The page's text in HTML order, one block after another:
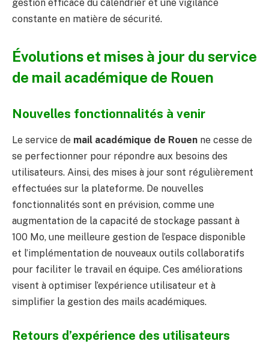
gestion efficace du calendrier et une vigilance
constante en matière de sécurité.
Évolutions et mises à jour du service
de mail académique de Rouen
Nouvelles fonctionnalités à venir
Le service de mail académique de Rouen ne cesse de
se perfectionner pour répondre aux besoins des
utilisateurs. Ainsi, des mises à jour sont régulièrement
effectuées sur la plateforme. De nouvelles
fonctionnalités sont en prévision, comme une
augmentation de la capacité de stockage passant à
100 Mo, une meilleure gestion de l’espace disponible
et l’implémentation de nouveaux outils collaboratifs
pour faciliter le travail en équipe. Ces améliorations
visent à optimiser l’expérience utilisateur et à
simplifier la gestion des mails académiques.
Retours d’expérience des utilisateurs